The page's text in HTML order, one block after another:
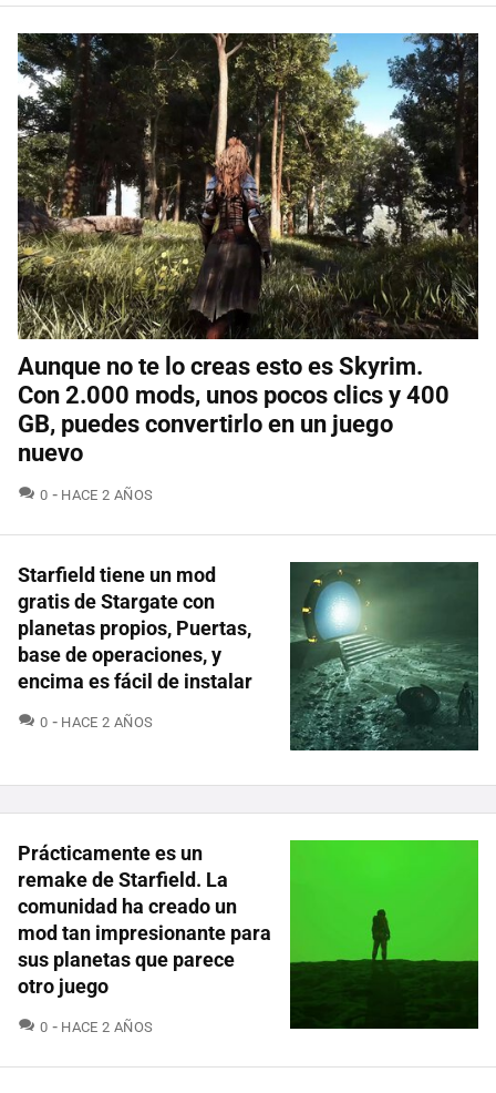
Aunque no te lo creas esto es Skyrim.
Con 2.000 mods, unos pocos clics y 400
GB, puedes convertirlo en un juego
nuevo
0 COMENTARIOS
HACE 2 AÑOS
Starfield tiene un mod
gratis de Stargate con
planetas propios, Puertas,
base de operaciones, y
encima es fácil de instalar
0 COMENTARIOS
HACE 2 AÑOS
Prácticamente es un
remake de Starfield. La
comunidad ha creado un
mod tan impresionante para
sus planetas que parece
otro juego
0 COMENTARIOS
HACE 2 AÑOS